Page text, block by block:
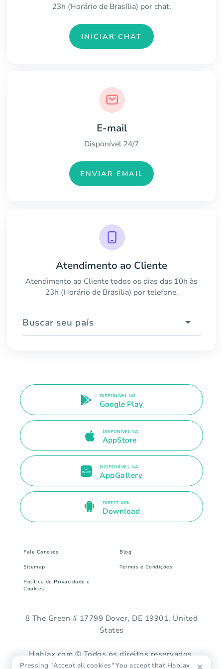
23h (Horário de Brasília) por chat.
INICIAR CHAT
E-mail
Disponível 24/7
ENVIAR EMAIL
Atendimento ao Cliente
Atendimento ao Cliente todos os dias das 10h às
23h (Horário de Brasília) por telefone.
Buscar seu país
DISPONÍVEL NO
Google Play
DISPONÍVEL NA
AppStore
DISPONÍVEL NA
AppGallery
DIRECT APK
Download
Fale Conosco Blog
Sitemap Termos e Condições
Política de Privacidade e
Cookies
8 The Green # 17799 Dover, DE 19901. United
States
Hablax.com © Todos os direitos reservados.
Pressing "Accept all cookies" You accept that Hablax